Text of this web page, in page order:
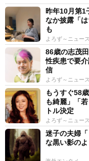
昨年10月第
なか披露「
も
よろず～ニュー
86歳の志茂
性疾患で要
信
よろず～ニュー
もうすぐ58
も綺麗」「
トル決定
よろず～ニュー
迷子の夫婦
な黒い影の